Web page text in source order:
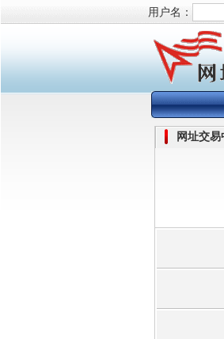
用户名：
网址交